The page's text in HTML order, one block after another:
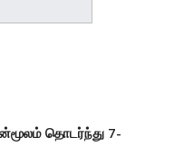
தொடர்ந்து 7-